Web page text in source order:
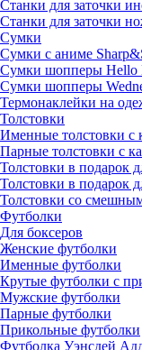
Станки для заточки
Станки для заточки
Сумки
Сумки с аниме
Сумки шопперы Hello
Сумки шопперы
Термонаклейки на
Толстовки
Именные толстовки
Парные толстовки с
Толстовки в подарок
Толстовки в подарок
Толстовки со
Футболки
Для боксеров
Женские футболки
Именные футболки
Крутые футболки с
Мужские футболки
Парные футболки
Прикольные футболки
Футболка Уэнсдей